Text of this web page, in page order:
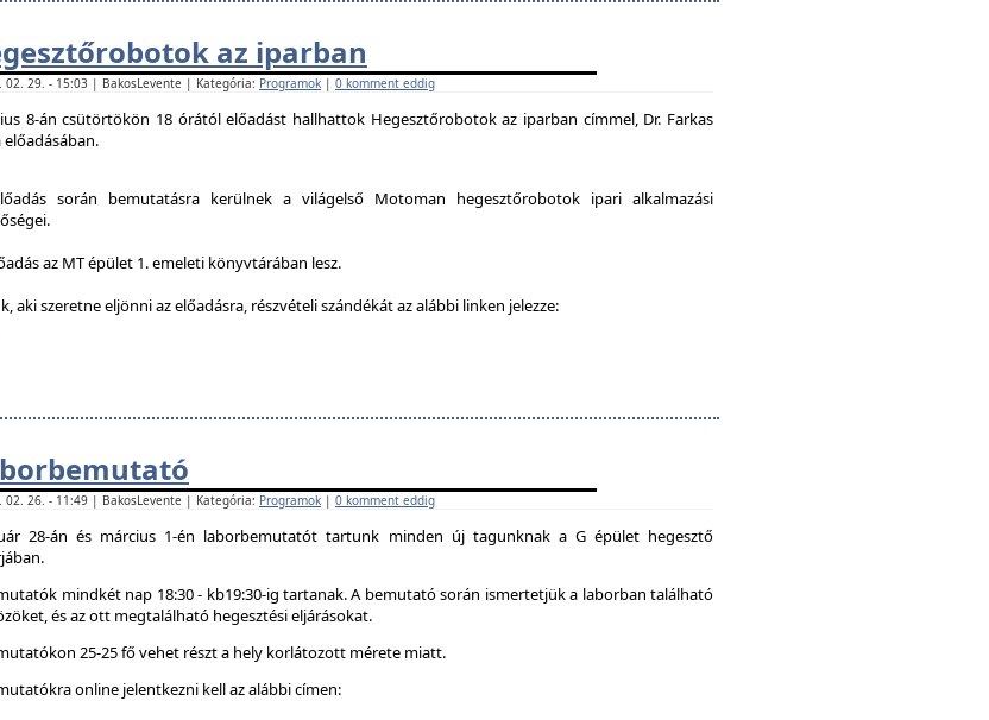
az iparban
02. 29. - 15:03 | BakosLevente | Kategória: Programok | 0 komment eddig
8-án csütörtökön 18 órától előadást hallhattok Hegesztőrobotok az iparban címmel, Dr. Farkas
során bemutatásra kerülnek a világelső Motoman hegesztőrobotok ipari alkalmazási
az MT épület 1. emeleti könyvtárában lesz.
aki szeretne eljönni az előadásra, részvételi szándékát az alábbi linken jelezze:
02. 26. - 11:49 | BakosLevente | Kategória: Programok | 0 komment eddig
28-án és március 1-én laborbemutatót tartunk minden új tagunknak a G épület hegesztő
mindkét nap 18:30 - kb19:30-ig tartanak. A bemutató során ismertetjük a laborban található
és az ott megtalálható hegesztési eljárásokat.
25-25 fő vehet részt a hely korlátozott mérete miatt.
online jelentkezni kell az alábbi címen: